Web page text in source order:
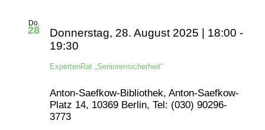
Do.
28
ExpertenRat „Seniorensicherheit“
Donnerstag, 28. August 2025 | 18:00 -
19:30
Anton-Saefkow-Bibliothek, Anton-Saefkow-
Platz 14, 10369 Berlin, Tel: (030) 90296-
3773